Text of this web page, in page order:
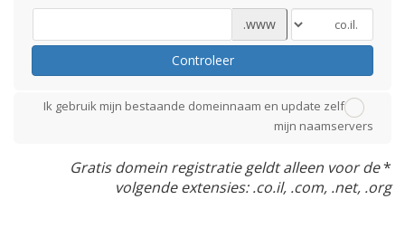
www.
Controleer
Ik gebruik mijn bestaande domeinnaam en update zelf
mijn naamservers
*
Gratis domein registratie geldt alleen voor de
volgende extensies: .co.il, .com, .net, .org